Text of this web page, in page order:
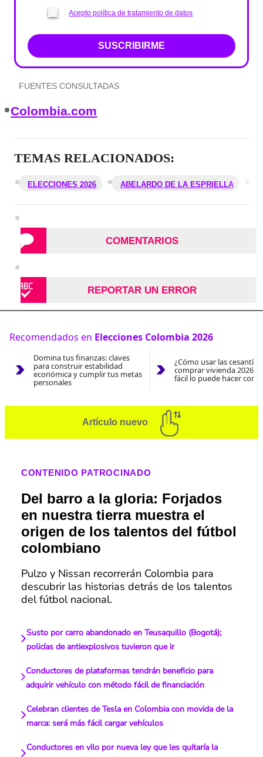
Acepto política de tratamiento de datos
SUSCRIBIRME
FUENTES CONSULTADAS
Colombia.com
TEMAS RELACIONADOS:
ELECCIONES 2026 ABELARDO DE LA ESPRIELLA
COMENTARIOS
REPORTAR UN ERROR
Recomendados en Elecciones Colombia 2026
Domina tus finanzas: claves
para construir estabilidad
económica y cumplir tus metas
personales
¿Cómo usar las
comprar vivienda 2026?
fácil lo puede hacer con
Artículo nuevo
CONTENIDO PATROCINADO
Del barro a la gloria: Forjados
en nuestra tierra muestra el
origen de los talentos del fútbol
colombiano
Pulzo y Nissan recorrerán Colombia para
descubrir las historias detrás de los talentos
del fútbol nacional.
Susto por carro abandonado en Teusaquillo (Bogotá);
policías de antiexplosivos tuvieron que ir
Conductores de plataformas tendrán beneficio para
adquirir vehículo con método fácil de financiación
Celebran clientes de Tesla en Colombia con movida de la
marca: será más fácil cargar vehículos
Conductores en vilo por nueva ley que les quitaría la